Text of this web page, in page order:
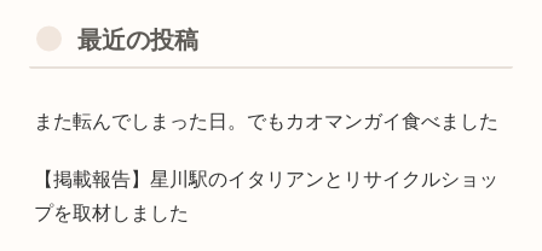
最近の投稿
また転んでしまった日。でもカオマンガイ食べました
【掲載報告】星川駅のイタリアンとリサイクルショッ
プを取材しました